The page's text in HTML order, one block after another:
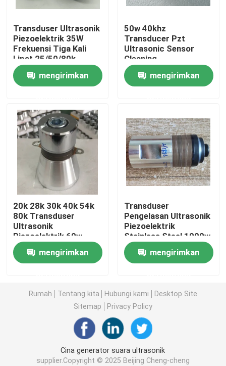
Hubungi kami
Permintaan Penawaran
Ultrasonic Transducer pembersihan
Multi frekuensi Ultrasonic Transducer
Getaran Ultrasonic Transducer
Immersible Ultrasonic Transducer
Digital ultrasonik Generator
Ultrasonik frekuensi Generator
Mesin pembersih ultrasonik
Pengganggu ultrasonik sel
Reaktor ultrasonik
Transduser Ultrasonik
Piezoelektrik 35W
Frekuensi Tiga Kali
Lipat 25/50/80k
mengirimkan
50w 40khz
Transducer Pzt
Ultrasonic Sensor
Cleaning
mengirimkan
20k 28k 30k 40k 54k
80k Transduser
Ultrasonik
Piezoelektrik 60w
100w
mengirimkan
Transduser
Pengelasan Ultrasonik
Piezoelektrik
Stainless Steel 1000w
mengirimkan
Rumah Tentang kita Hubungi kami
Desktop Site
Sitemap
Privacy Policy
Cina generator suara ultrasonik
supplier.Copyright © 2025 Beijing Cheng-cheng